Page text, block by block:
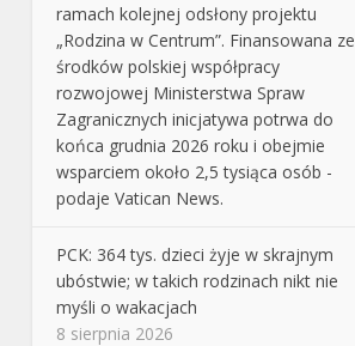
ramach kolejnej odsłony projektu
„Rodzina w Centrum”. Finansowana ze
środków polskiej współpracy
rozwojowej Ministerstwa Spraw
Zagranicznych inicjatywa potrwa do
końca grudnia 2026 roku i obejmie
wsparciem około 2,5 tysiąca osób -
podaje Vatican News.
PCK: 364 tys. dzieci żyje w skrajnym
ubóstwie; w takich rodzinach nikt nie
myśli o wakacjach
8 sierpnia 2026